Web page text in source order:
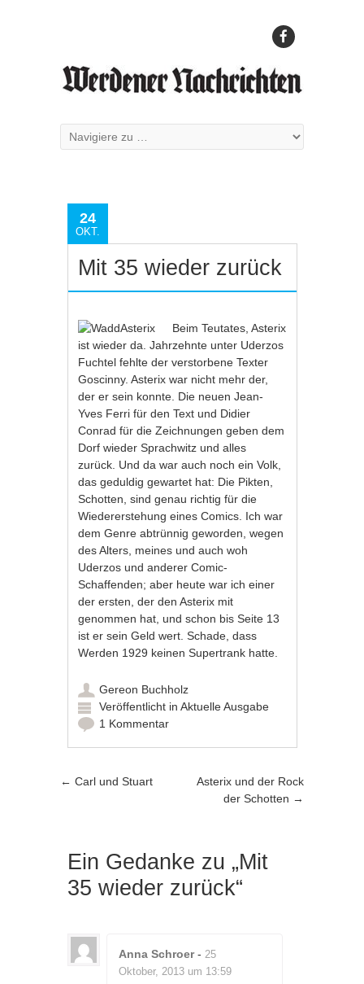
24
OKT.
Mit 35 wieder zurück
Beim Teutates, Asterix
ist wieder da. Jahrzehnte unter Uderzos
Fuchtel fehlte der verstorbene Texter
Goscinny. Asterix war nicht mehr der,
der er sein konnte. Die neuen Jean-
Yves Ferri für den Text und Didier
Conrad für die Zeichnungen geben dem
Dorf wieder Sprachwitz und alles
zurück. Und da war auch noch ein Volk,
das geduldig gewartet hat: Die Pikten,
Schotten, sind genau richtig für die
Wiedererstehung eines Comics. Ich war
dem Genre abtrünnig geworden, wegen
des Alters, meines und auch woh
Uderzos und anderer Comic-
Schaffenden; aber heute war ich einer
der ersten, der den Asterix mit
genommen hat, und schon bis Seite 13
ist er sein Geld wert. Schade, dass
Werden 1929 keinen Supertrank hatte.
Gereon Buchholz
Veröffentlicht inAktuelle Ausgabe
1 Kommentar
Artikel-Navigation
← Carl und Stuart
Asterix und der Rock
der Schotten →
Ein Gedanke zu „Mit
35 wieder zurück“
Anna Schroer- 25
Oktober, 2013 um 13:59